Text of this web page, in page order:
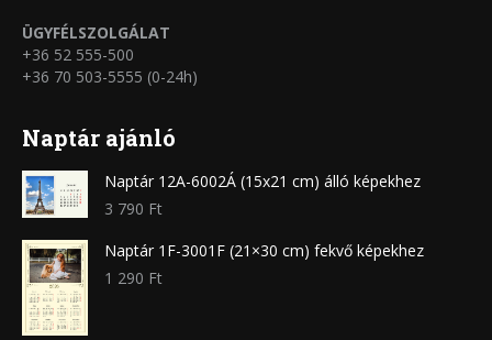
ÜGYFÉLSZOLGÁLAT
+36 52 555-500
+36 70 503-5555 (0-24h)
Naptár ajánló
Naptár 12A-6002Á (15x21 cm) álló képekhez
3 790 Ft
Naptár 1F-3001F (21×30 cm) fekvő képekhez
1 290 Ft